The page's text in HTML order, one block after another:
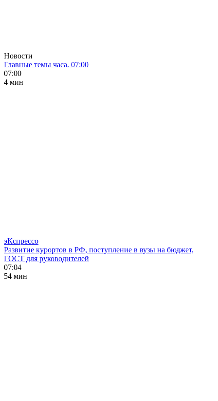
Новости
Главные темы часа. 07:00
07:00
4 мин
эКспрессо
Развитие курортов в РФ, поступление в вузы на бюджет,
ГОСТ для руководителей
07:04
54 мин